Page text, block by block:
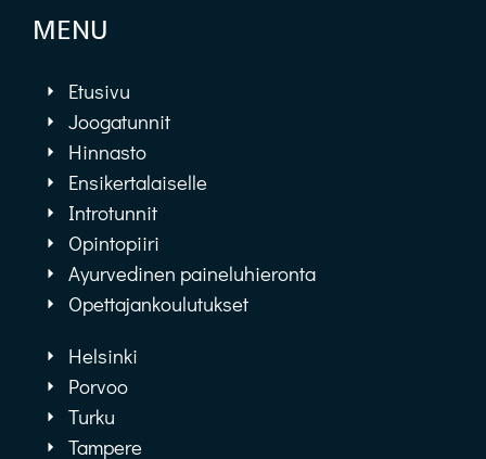
MENU
Etusivu
Joogatunnit
Hinnasto
Ensikertalaiselle
Introtunnit
Opintopiiri
Ayurvedinen paineluhieronta
Opettajankoulutukset
Helsinki
Porvoo
Turku
Tampere